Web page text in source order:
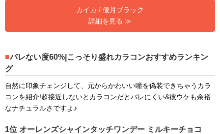
カイカ / 優月ブラック
詳細を見る ≫
バレない度60%|こっそり盛れカラコンおすすめランキン
グ
自然に印象チェンジして、元からかわいい瞳を偽装できちゃうカラ
コンを紹介!超接近しないとカラコンだとバレにくい&彼ウケも余裕
なナチュラルさですよ♪
1位 オーレンズシャインタッチワンデー ミルキーチョコ